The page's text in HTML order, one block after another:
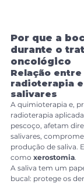
Por que a
durante o
oncológico
Relação
radioterapia
salivares
A quimioterapia e,
radioterapia
pescoço, afetam
salivares,
produção de saliva.
como xerostomia.
A saliva tem um
bucal: protege os